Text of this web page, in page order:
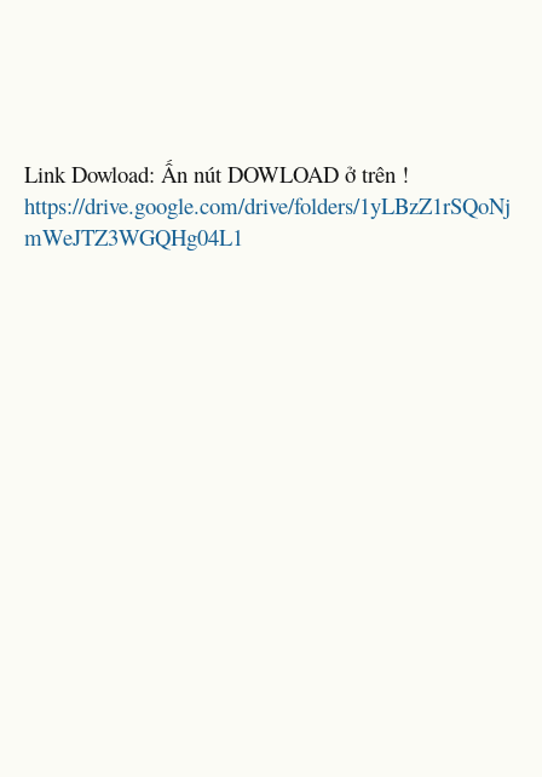
Link Dowload: Ấn nút DOWLOAD ở trên !
https://drive.google.com/drive/folders/1yLBzZ1rSQoNj
mWeJTZ3WGQHg04L1